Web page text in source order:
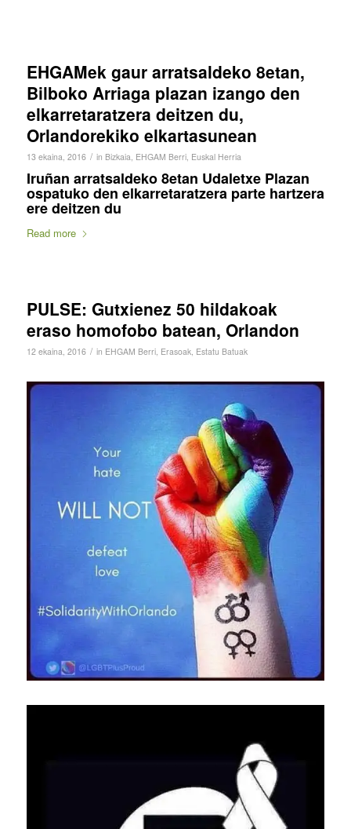
EHGAMek gaur arratsaldeko 8etan,
Bilboko Arriaga plazan izango den
elkarretaratzera deitzen du,
Orlandorekiko elkartasunean
13 ekaina, 2016 / in Bizkaia, EHGAM Berri, Euskal Herria
Iruñan arratsaldeko 8etan Udaletxe Plazan
ospatuko den elkarretaratzera parte hartzera
ere deitzen du
Read more
PULSE: Gutxienez 50 hildakoak
eraso homofobo batean, Orlandon
12 ekaina, 2016 / in EHGAM Berri, Erasoak, Estatu Batuak